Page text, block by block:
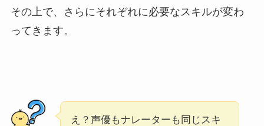
その上で、さらにそれぞれに必要なスキルが変わ
ってきます。
え？声優もナレーターも同じスキ